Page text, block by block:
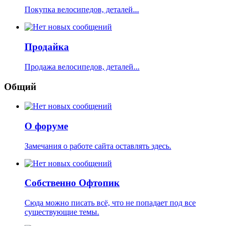
Покупка велосипедов, деталей...
Продайка
Продажа велосипедов, деталей...
Общий
О форуме
Замечания о работе сайта оставлять здесь.
Собственно Офтопик
Сюда можно писать всё, что не попадает под все
существующие темы.